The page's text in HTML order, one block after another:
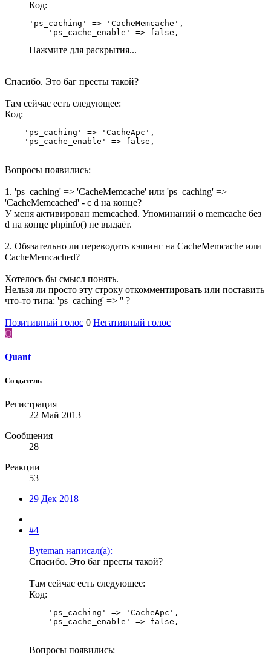
Код:
'ps_caching' => 'CacheMemcache',
    'ps_cache_enable' => false,
Нажмите для раскрытия...
Спасибо. Это баг престы такой?
Там сейчас есть следующее:
Код:
    'ps_caching' => 'CacheApc',
    'ps_cache_enable' => false,
Вопросы появились:
1. 'ps_caching' => 'CacheMemcache' или 'ps_caching' =>
'CacheMemcached' - c d на конце?
У меня активирован memcached. Упоминаний о memcache без
d на конце phpinfo() не выдаёт.
2. Обязательно ли переводить кэшинг на CacheMemcache или
CacheMemcached?
Хотелось бы смысл понять.
Нельзя ли просто эту строку откомментировать или поставить
что-то типа: 'ps_caching' => '' ?
Позитивный голос 0 Негативный голос
Q
Quant
Создатель
Регистрация
22 Май 2013
Сообщения
28
Реакции
53
29 Дек 2018
#4
Byteman написал(а):
Спасибо. Это баг престы такой?
Там сейчас есть следующее:
Код:
    'ps_caching' => 'CacheApc',
    'ps_cache_enable' => false,
Вопросы появились: